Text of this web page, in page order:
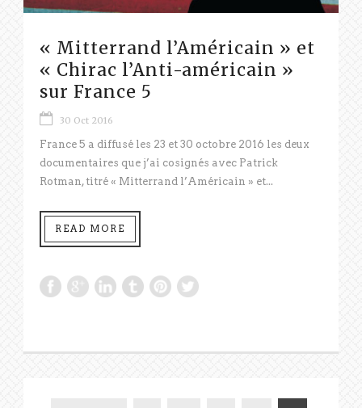
« Mitterrand l’Américain » et
« Chirac l’Anti-américain »
sur France 5
30 Oct 2016
France 5 a diffusé les 23 et 30 octobre 2016 les deux
documentaires que j’ai cosignés avec Patrick
Rotman, titré « Mitterrand l’Américain » et...
READ MORE